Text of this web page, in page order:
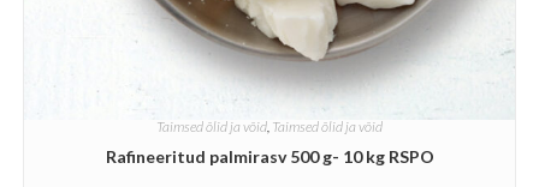
Taimsed õlid ja võid, Taimsed õlid ja võid
Rafineeritud palmirasv 500 g- 10 kg RSPO